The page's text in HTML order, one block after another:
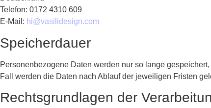
Telefon: 0172 4310 609
E-Mail: hi@vasilidesign.com
Speicherdauer
Personenbezogene Daten werden nur so lange
Fall werden die Daten nach Ablauf der jeweiligen Fristen
Rechtsgrundlagen der